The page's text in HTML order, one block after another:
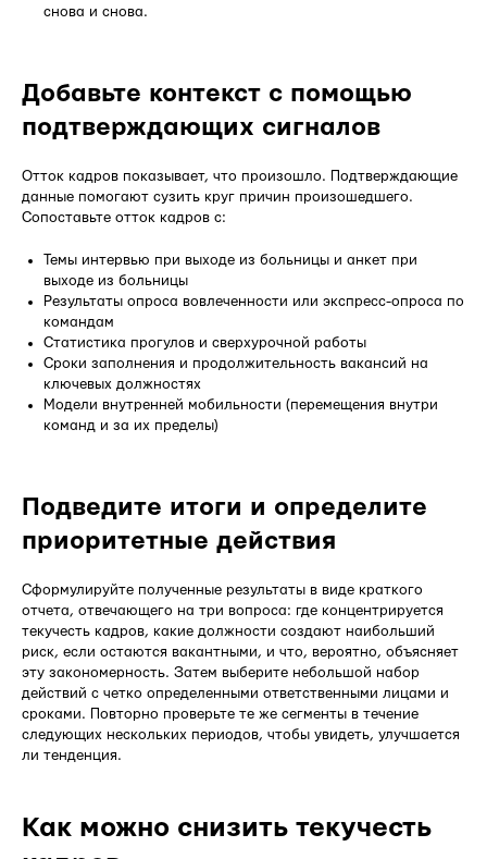
снова и снова.
Добавьте контекст с помощью
подтверждающих сигналов
Отток кадров показывает, что произошло. Подтверждающие
данные помогают сузить круг причин произошедшего.
Сопоставьте отток кадров с:
Темы интервью при выходе из больницы и анкет при
выходе из больницы
Результаты опроса вовлеченности или экспресс-опроса по
командам
Статистика прогулов и сверхурочной работы
Сроки заполнения и продолжительность вакансий на
ключевых должностях
Модели внутренней мобильности (перемещения внутри
команд и за их пределы)
Подведите итоги и определите
приоритетные действия
Сформулируйте полученные результаты в виде краткого
отчета, отвечающего на три вопроса: где концентрируется
текучесть кадров, какие должности создают наибольший
риск, если остаются вакантными, и что, вероятно, объясняет
эту закономерность. Затем выберите небольшой набор
действий с четко определенными ответственными лицами и
сроками. Повторно проверьте те же сегменты в течение
следующих нескольких периодов, чтобы увидеть, улучшается
ли тенденция.
Как можно снизить текучесть